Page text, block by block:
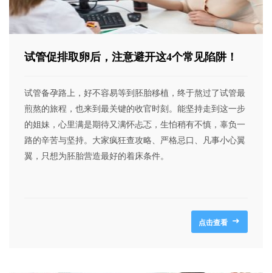
试管促排取卵后，注意避开这4个常见陷阱！
试管备孕路上，好不容易等到胚胎移植，终于熬过了试管最
煎熬的旅程，也来到最关键的收官时刻。能坚持走到这一步
的姐妹，心里满是期待又满怀忐忑，生怕稍有不慎，辜负一
路的辛苦与坚持。大家疯狂查攻略、严格忌口、凡事小心翼
翼，只想为胚胎营造最好的着床条件。
点击查看